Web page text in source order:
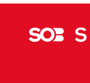
Vor Ort weist
Teilstück -